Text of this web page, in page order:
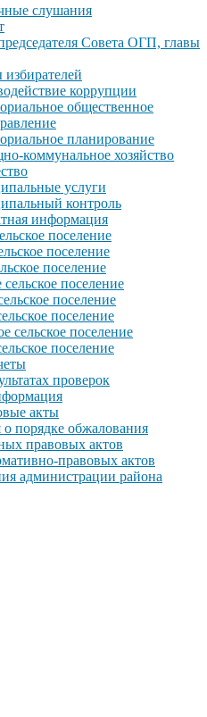
слушания
Совета ОГП, главы
коррупции
общественное
планирование
коммунальное хозяйство
услуги
контроль
информация
поселение
поселение
поселение
сельское поселение
поселение
поселение
сельское поселение
поселение
проверок
акты
порядке обжалования
правовых актов
правовых актов
администрации района